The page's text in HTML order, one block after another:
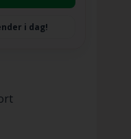
og vi